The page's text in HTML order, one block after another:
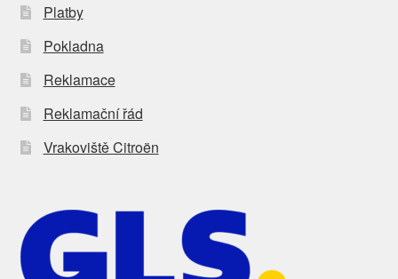
Platby
Pokladna
Reklamace
Reklamační řád
Vrakoviště Citroën